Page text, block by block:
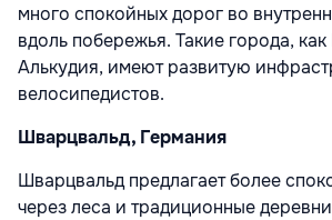
много спокойных дорог во
вдоль побережья. Такие города,
Алькудия, имеют развитую
велосипедистов.
Шварцвальд, Германия
Шварцвальд предлагает более
через леса и традиционные